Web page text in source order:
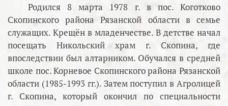
Родился 8 марта 1978 г. в пос. Коготково
Скопинского района Рязанской области в семье
служащих. Крещён в младенчестве. В детстве начал
посещать Никольский храм г. Скопина, где
впоследствии был алтарником. Обучался в средней
школе пос. Корневое Скопинского района Рязанской
области (1985-1993 гг.). Затем поступил в Агролицей
г. Скопина, который окончил по специальности